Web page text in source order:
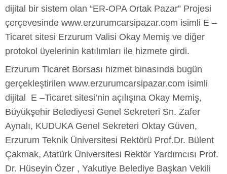
dijital bir sistem olan “ER-OPA Ortak Pazar” Projesi
çerçevesinde www.erzurumcarsipazar.com isimli E –
Ticaret sitesi Erzurum Valisi Okay Memiş ve diğer
protokol üyelerinin katılımları ile hizmete girdi.
Erzurum Ticaret Borsası hizmet binasında bugün
gerçekleştirilen www.erzurumcarsipazar.com isimli
dijital E –Ticaret sitesi’nin açılışına Okay Memiş,
Büyükşehir Belediyesi Genel Sekreteri Sn. Zafer
Aynalı, KUDUKA Genel Sekreteri Oktay Güven,
Erzurum Teknik Üniversitesi Rektörü Prof.Dr. Bülent
Çakmak, Atatürk Üniversitesi Rektör Yardımcısı Prof.
Dr. Hüseyin Özer , Yakutiye Belediye Başkan Vekili